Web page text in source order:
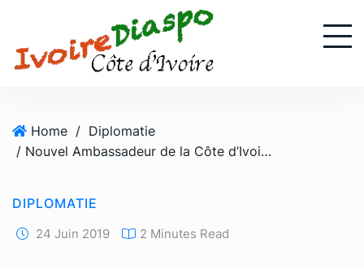
Home / Diplomatie
/ Nouvel Ambassadeur de la Côte d’Ivoire en Espagne
DIPLOMATIE
24 Juin 2019 2 Minutes Read